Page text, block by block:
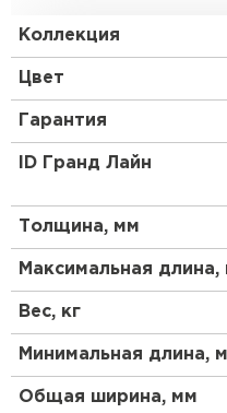
домиками.
Преимущества:
Геометрия волны и
повторяют
3D рез,
Коллекция
Цвет
Гарантия
ID Гранд Лайн
Толщина, мм
Максимальная длина,
Вес, кг
Минимальная длина, м
Общая ширина, мм